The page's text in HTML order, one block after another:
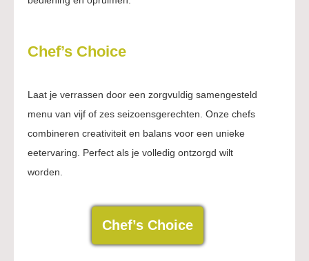
Chef’s Choice
Laat je verrassen door een zorgvuldig samengesteld
menu van vijf of zes seizoensgerechten. Onze chefs
combineren creativiteit en balans voor een unieke
eetervaring. Perfect als je volledig ontzorgd wilt
worden.
Chef’s Choice